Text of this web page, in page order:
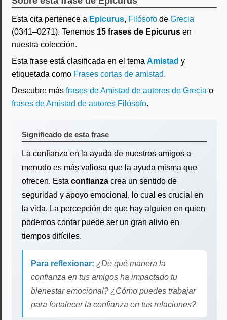
Esta cita pertenece a Epicurus, Filósofo de Grecia
(0341–0271). Tenemos 15 frases de Epicurus en
nuestra colección.
Esta frase está clasificada en el tema Amistad y
etiquetada como Frases cortas de amistad.
Descubre más frases de Amistad de autores de Grecia o
frases de Amistad de autores Filósofo.
Significado de esta frase
La confianza en la ayuda de nuestros amigos a
menudo es más valiosa que la ayuda misma que
ofrecen. Esta confianza crea un sentido de
seguridad y apoyo emocional, lo cual es crucial en
la vida. La percepción de que hay alguien en quien
podemos contar puede ser un gran alivio en
tiempos difíciles.
Para reflexionar: ¿De qué manera la
confianza en tus amigos ha impactado tu
bienestar emocional? ¿Cómo puedes trabajar
para fortalecer la confianza en tus relaciones?